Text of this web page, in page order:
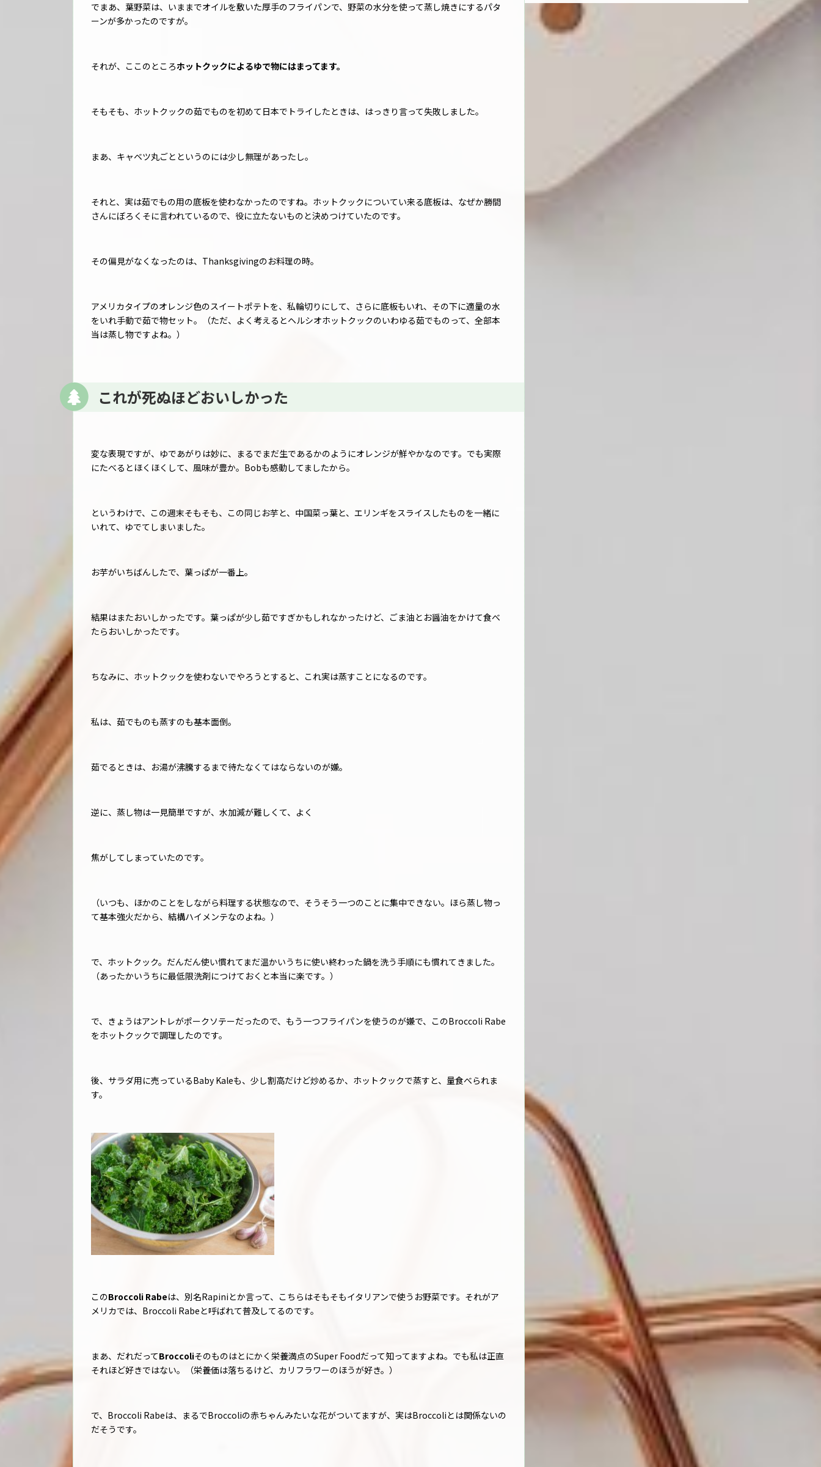
でまあ、葉野菜は、いままでオイルを敷いた厚手のフライパンで、野菜の水分を使って蒸し焼きにするパタ
ーンが多かったのですが。
それが、ここのところホットクックによるゆで物にはまってます。
そもそも、ホットクックの茹でものを初めて日本でトライしたときは、はっきり言って失敗しました。
まあ、キャベツ丸ごとというのには少し無理があったし。
それと、実は茹でもの用の底板を使わなかったのですね。ホットクックについてい来る底板は、なぜか勝間
さんにぼろくそに言われているので、役に立たないものと決めつけていたのです。
その偏見がなくなったのは、Thanksgivingのお料理の時。
アメリカタイプのオレンジ色のスイートポテトを、私輪切りにして、さらに底板もいれ、その下に適量の水
をいれ手動で茹で物セット。（ただ、よく考えるとヘルシオホットクックのいわゆる茹でものって、全部本
当は蒸し物ですよね。）
これが死ぬほどおいしかった
変な表現ですが、ゆであがりは妙に、まるでまだ生であるかのようにオレンジが鮮やかなのです。でも実際
にたべるとほくほくして、風味が豊か。Bobも感動してましたから。
というわけで、この週末そもそも、この同じお芋と、中国菜っ葉と、エリンギをスライスしたものを一緒に
いれて、ゆでてしまいました。
お芋がいちばんしたで、葉っぱが一番上。
結果はまたおいしかったです。葉っぱが少し茹ですぎかもしれなかったけど、ごま油とお醤油をかけて食べ
たらおいしかったです。
ちなみに、ホットクックを使わないでやろうとすると、これ実は蒸すことになるのです。
私は、茹でものも蒸すのも基本面倒。
茹でるときは、お湯が沸騰するまで待たなくてはならないのが嫌。
逆に、蒸し物は一見簡単ですが、水加減が難しくて、よく
焦がしてしまっていたのです。
（いつも、ほかのことをしながら料理する状態なので、そうそう一つのことに集中できない。ほら蒸し物っ
て基本強火だから、結構ハイメンテなのよね。）
で、ホットクック。だんだん使い慣れてまだ温かいうちに使い終わった鍋を洗う手順にも慣れてきました。
（あったかいうちに最低限洗剤につけておくと本当に楽です。）
で、きょうはアントレがポークソテーだったので、もう一つフライパンを使うのが嫌で、このBroccoli Rabe
をホットクックで調理したのです。
後、サラダ用に売っているBaby Kaleも、少し割高だけど炒めるか、ホットクックで蒸すと、量食べられま
す。
このBroccoli Rabeは、別名Rapiniとか言って、こちらはそもそもイタリアンで使うお野菜です。それがア
メリカでは、Broccoli Rabeと呼ばれて普及してるのです。
まあ、だれだってBroccoliそのものはとにかく栄養満点のSuper Foodだって知ってますよね。でも私は正直
それほど好きではない。（栄養価は落ちるけど、カリフラワーのほうが好き。）
で、Broccoli Rabeは、まるでBroccoliの赤ちゃんみたいな花がついてますが、実はBroccoliとは関係ないの
だそうです。